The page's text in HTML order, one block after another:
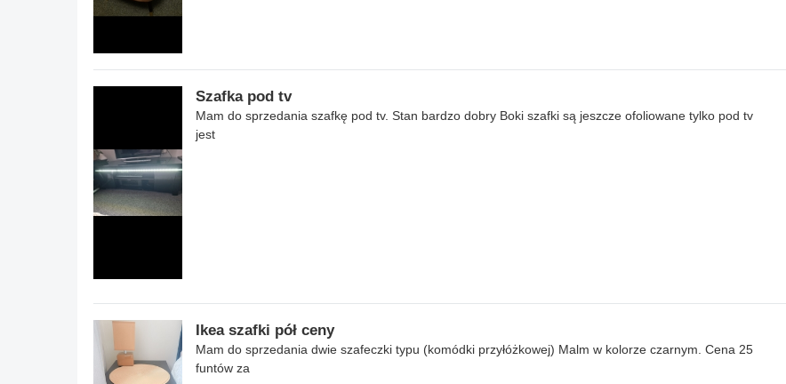
Szafka pod tv
Mam do sprzedania szafkę pod tv. Stan bardzo dobry Boki szafki są jeszcze ofoliowane tylko pod tv
jest
Ikea szafki pół ceny
Mam do sprzedania dwie szafeczki typu (komódki przyłóżkowej) Malm w kolorze czarnym. Cena 25
funtów za